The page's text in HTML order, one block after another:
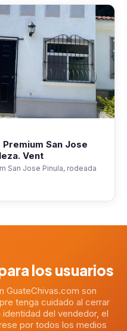
San Jose
Vent
San Jose Pinula, rodeada
los usuarios
GuateChivas.com son
tenga cuidado al cerrar
del vendedor, el
por todos los medios